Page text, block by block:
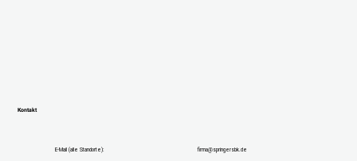
Kontakt
E-Mail (alle Standorte): firma@springersbk.de